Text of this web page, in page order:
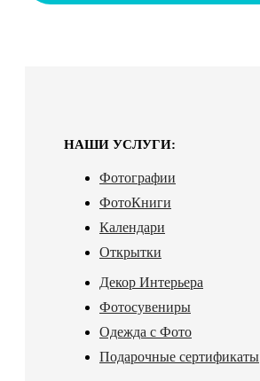
НАШИ УСЛУГИ:
Фотографии
ФотоКниги
Календари
Открытки
Декор Интерьера
Фотосувениры
Одежда с Фото
Подарочные сертификаты